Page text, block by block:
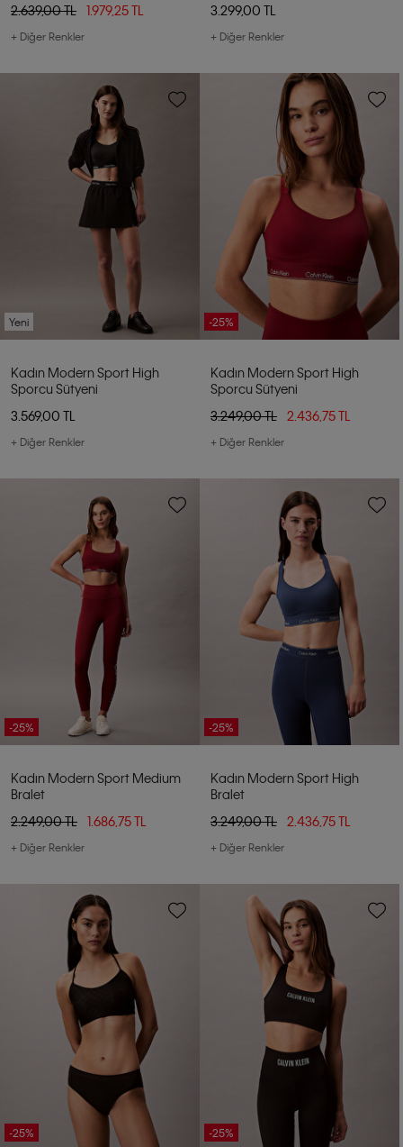
2.639,00 TL
1.979,25 TL
+ Diğer Renkler
3.299,00 TL
+ Diğer Renkler
Yeni
Kadın Modern Sport High
Sporcu Sütyeni
3.569,00 TL
+ Diğer Renkler
-25%
Kadın Modern Sport High
Sporcu Sütyeni
3.249,00 TL
2.436,75 TL
+ Diğer Renkler
-25%
Kadın Modern Sport Medium
Bralet
2.249,00 TL
1.686,75 TL
+ Diğer Renkler
-25%
Kadın Modern Sport High
Bralet
3.249,00 TL
2.436,75 TL
+ Diğer Renkler
-25% -25%